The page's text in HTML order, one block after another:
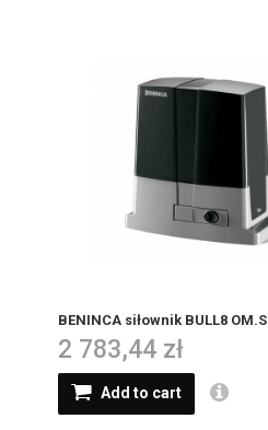
BENINCA siłownik BULL8 OM.S
2 783,44 zł
Add to cart